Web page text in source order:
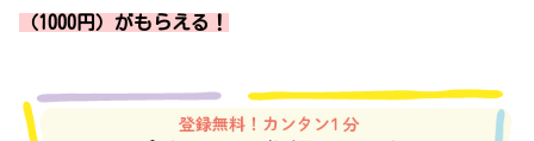
（1000円）がもらえる！